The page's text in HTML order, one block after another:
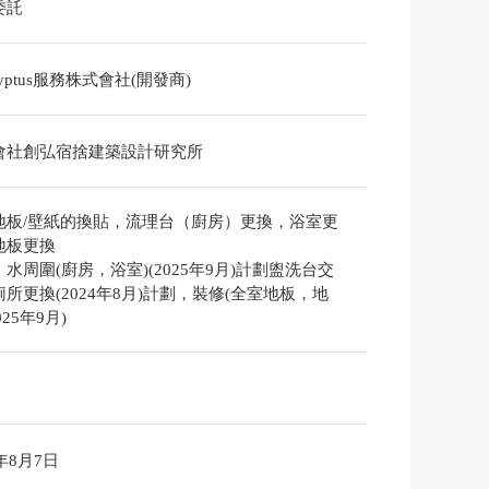
託
服務株式會社(開發商)
社創弘宿捨建築設計研究所
板/壁紙的換貼，流理台（廚房）更換，浴室更
板更換
水周圍(廚房，浴室)(2025年9月)計劃盥洗台交
所更換(2024年8月)計劃，裝修(全室地板，地
年9月)
8月7日